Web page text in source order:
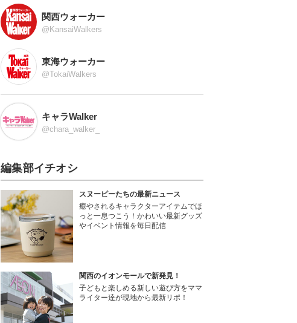
関西ウォーカー
@KansaiWalkers
東海ウォーカー
@TokaiWalkers
キャラWalker
@chara_walker_
編集部イチオシ
スヌーピーたちの最新ニュース
癒やされるキャラクターアイテムでほ
っと一息つこう！かわいい最新グッズ
やイベント情報を毎日配信
関西のイオンモールで新発見！
子どもと楽しめる新しい遊び方をママ
ライター達が現地から最新リポ！